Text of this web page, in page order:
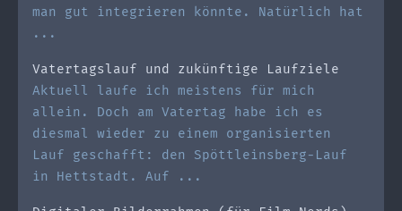
man gut integrieren könnte. Natürlich hat
...
Vatertagslauf und zukünftige Laufziele
Aktuell laufe ich meistens für mich
allein. Doch am Vatertag habe ich es
diesmal wieder zu einem organisierten
Lauf geschafft: den Spöttleinsberg-Lauf
in Hettstadt. Auf ...